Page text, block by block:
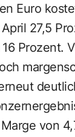
Euro
27,5
Prozent.
von